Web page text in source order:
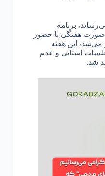
برنامه
هفتگی با حضور
می‌شد، این هفته
استانی و عدم
شد.